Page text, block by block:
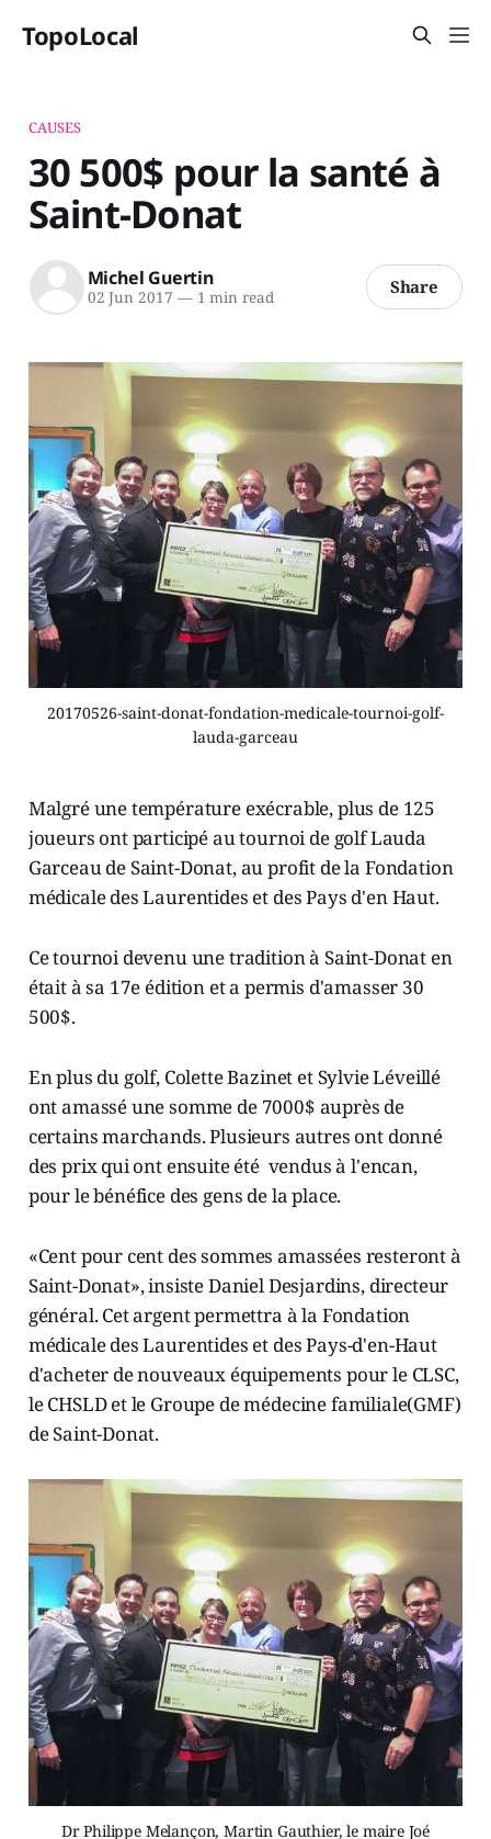
TopoLocal
CAUSES
30 500$ pour la santé à
Saint-Donat
Michel Guertin
02 Jun 2017 —1 min read Share
20170526-saint-donat-fondation-medicale-tournoi-golf-
lauda-garceau
Malgré une température exécrable, plus de 125
joueurs ont participé au tournoi de golf Lauda
Garceau de Saint-Donat, au profit de la Fondation
médicale des Laurentides et des Pays d'en Haut.
Ce tournoi devenu une tradition à Saint-Donat en
était à sa 17e édition et a permis d'amasser 30
500$.
En plus du golf, Colette Bazinet et Sylvie Léveillé
ont amassé une somme de 7000$ auprès de
certains marchands. Plusieurs autres ont donné
des prix qui ont ensuite été vendus à l'encan,
pour le bénéfice des gens de la place.
«Cent pour cent des sommes amassées resteront à
Saint-Donat», insiste Daniel Desjardins, directeur
général. Cet argent permettra à la Fondation
médicale des Laurentides et des Pays-d'en-Haut
d'acheter de nouveaux équipements pour le CLSC,
le CHSLD et le Groupe de médecine familiale(GMF)
de Saint-Donat.
Dr Philippe Melançon, Martin Gauthier, le maire Joé